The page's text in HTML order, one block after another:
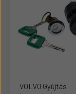
VOLVO Gyújtás